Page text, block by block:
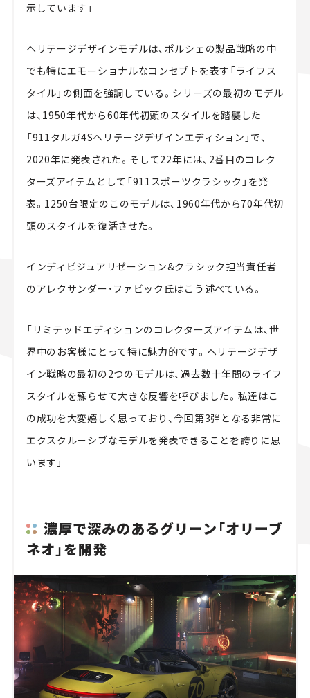
示しています」
ヘリテージデザインモデルは、ポルシェの製品戦略の中
でも特にエモーショナルなコンセプトを表す「ライフス
タイル」の側面を強調している。シリーズの最初のモデル
は、1950年代から60年代初頭のスタイルを踏襲した
「911タルガ4Sヘリテージデザインエディション」で、
2020年に発表された。そして22年には、2番目のコレク
ターズアイテムとして「911スポーツクラシック」を発
表。1250台限定のこのモデルは、1960年代から70年代初
頭のスタイルを復活させた。
インディビジュアリゼーション&クラシック担当責任者
のアレクサンダー・ファビック氏はこう述べている。
「リミテッドエディションのコレクターズアイテムは、世
界中のお客様にとって特に魅力的です。ヘリテージデザ
イン戦略の最初の2つのモデルは、過去数十年間のライフ
スタイルを蘇らせて大きな反響を呼びました。私達はこ
の成功を大変嬉しく思っており、今回第3弾となる非常に
エクスクルーシブなモデルを発表できることを誇りに思
います」
濃厚で深みのあるグリーン「オリーブ
ネオ」を開発